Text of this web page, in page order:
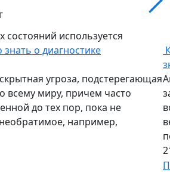
состояний используется
о диагностике
угроза, подстерегающая
всему миру, причем часто
до тех пор, пока не
например,